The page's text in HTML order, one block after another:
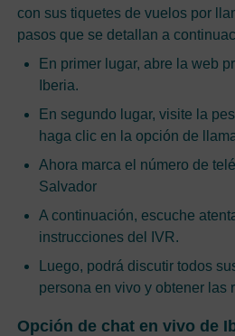
con sus tiquetes de vuelos por
pasos que se detallan a
En primer lugar, abre la web
Iberia.
En segundo lugar, visite la
haga clic en la opción de
Ahora marca el número de
Salvador
A continuación, escuche
instrucciones del IVR.
Luego, podrá discutir todos
persona en vivo y obtener las
Opción de chat en vivo de